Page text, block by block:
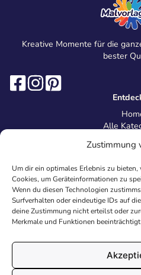
Zustimmung
Um dir ein optimales Erlebnis zu
Cookies, um Geräteinformationen zu
Wenn du diesen Technologien
Surfverhalten oder eindeutige IDs auf
deine Zustimmung nicht erteilst oder
Merkmale und Funktionen
Kreative Momente für die
bester
Alle
Über
Recht &
AGB